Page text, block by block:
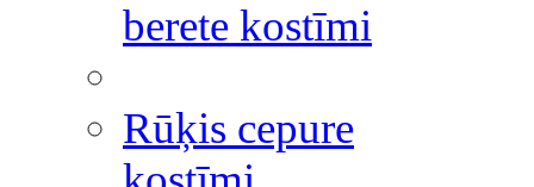
berete kostīmi
Rūķis cepure